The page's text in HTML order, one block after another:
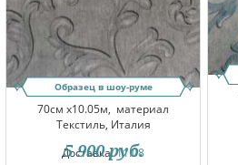
Образец в шоу-руме
70см x10.05м, материал
Текстиль, Италия
Доставка:11.08
5 900 руб.